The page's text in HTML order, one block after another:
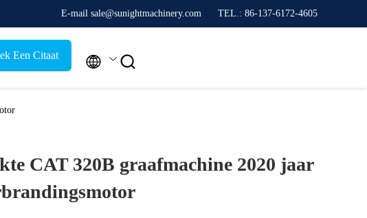
E-mail sale@sunightmachinery.com TEL.: 86-137-6172-4605
Een Citaat  
CAT 320B graafmachine 2020 jaar